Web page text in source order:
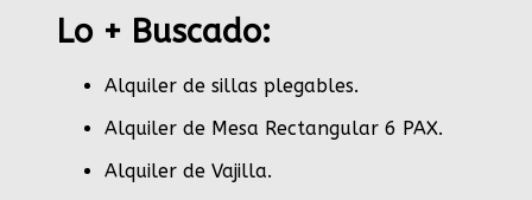
Lo + Buscado:
Alquiler de sillas plegables.
Alquiler de Mesa Rectangular 6 PAX.
Alquiler de Vajilla.